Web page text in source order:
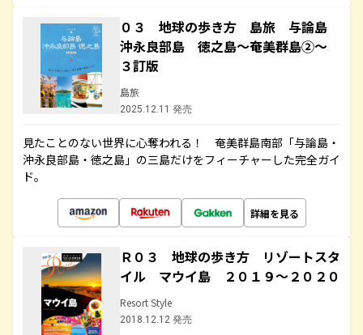
０３ 地球の歩き方 島旅 与論島
沖永良部島 徳之島～奄美群島②～
３訂版
島旅
2025.12.11 発売
見たことのない世界に心奪われる！ 奄美群島南部「与論島・
沖永良部島・徳之島」の三島だけをフィーチャーした完全ガイ
ド。
詳細を見る
Ｒ０３ 地球の歩き方 リゾートスタ
イル マウイ島 ２０１９～２０２０
Resort Style
2018.12.12 発売